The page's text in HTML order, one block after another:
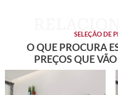
SELEÇÃO DE
O QUE PROCURA
PREÇOS QUE